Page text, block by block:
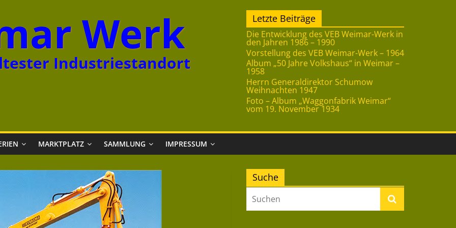
Werk
Industriestandort
Letzte Beiträge
Die Entwicklung des VEB Weimar-Werk in
den Jahren 1986 – 1990
Vorstellung des VEB Weimar-Werk – 1964
Album „50 Jahre Volkshaus“ in Weimar –
1958
Herrn Generaldirektor Schumow
Weihnachten 1947
Foto – Album „Waggonfabrik Weimar“
vom 19. November 1934
MARKTPLATZ SAMMLUNG IMPRESSUM
Suche